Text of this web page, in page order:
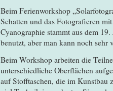
Beim Ferienworkshop
Schatten und das Fotografieren
Cyanographie stammt aus dem
benutzt, aber man kann noch sehr
Beim Workshop arbeiten die
unterschiedliche Oberflächen
auf Stofftaschen, die im Kunstbau